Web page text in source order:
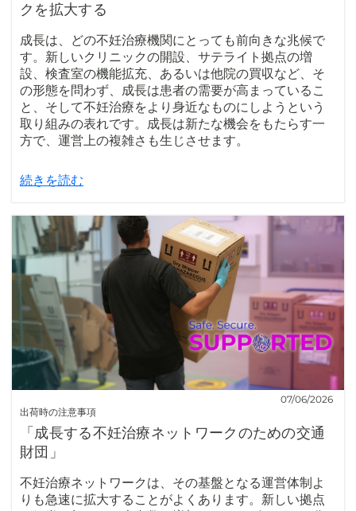
クを拡大する
成長は、どの不妊治療機関にとっても前向きな兆候で
す。新しいクリニックの開設、サテライト拠点の増
設、検査室の機能拡充、あるいは他院の買収など、そ
の形態を問わず、成長は患者の需要が高まっているこ
と、そして不妊治療をより身近なものにしようという
取り組みの表れです。成長は新たな機会をもたらす一
方で、運営上の複雑さも生じさせます。
続きを読む
出荷時の注意事項
07/06/2026
「成長する不妊治療ネットワークのための交通
財団」
不妊治療ネットワークは、その基盤となる運営体制よ
りも急速に拡大することがよくあります。新しい拠点